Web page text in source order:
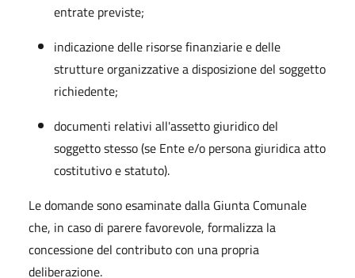
entrate previste;
indicazione delle risorse finanziarie e delle
strutture organizzative a disposizione del soggetto
richiedente;
documenti relativi all'assetto giuridico del
soggetto stesso (se Ente e/o persona giuridica atto
costitutivo e statuto).
Le domande sono esaminate dalla Giunta Comunale
che, in caso di parere favorevole, formalizza la
concessione del contributo con una propria
deliberazione.